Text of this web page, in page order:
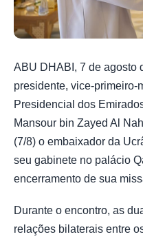
ABU DHABI, 7 de agosto
presidente, vice-primeiro-
Presidencial dos
Mansour bin Zayed Al
(7/8) o embaixador da
seu gabinete no palácio
encerramento de sua
Durante o encontro, as
relações bilaterais entre